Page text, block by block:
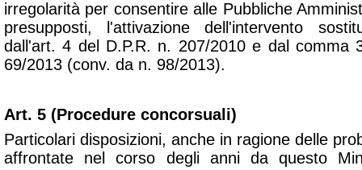
irregolarità per consentire alle Pubbliche
presupposti, l'attivazione dell'intervento
dall'art. 4 del D.P.R. n. 207/2010 e dal comma
69/2013 (conv. da n. 98/2013).
Art. 5 (Procedure concorsuali)
Particolari disposizioni, anche in ragione delle
affrontate nel corso degli anni da questo